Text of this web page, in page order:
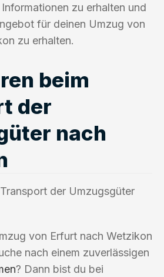
zu erhalten und
für deinen Umzug von
zu erhalten.
beim
der
nach
der Umzugsgüter
von Erfurt nach Wetzikon
nach einem zuverlässigen
? Dann bist du bei